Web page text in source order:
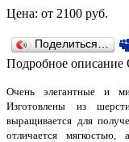
Цена: от 2100 руб.
Поделиться…
Подробное описание
Очень элегантные и
Изготовлены из
выращивается для
отличается